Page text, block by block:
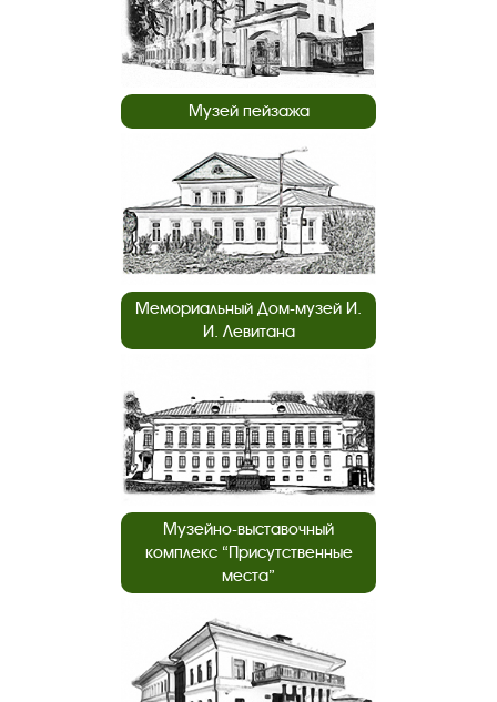
Музей пейзажа
Мемориальный Дом-музей И.
И. Левитана
Музейно-выставочный
комплекс “Присутственные
места”